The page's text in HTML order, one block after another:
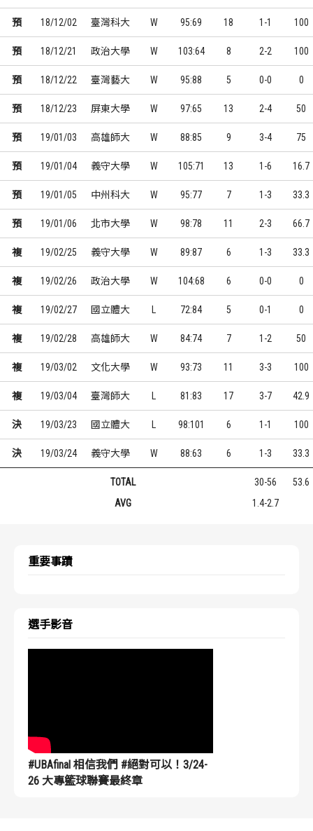
預 18/12/02 臺灣科大 W 95:69 18 1-1 100
預 18/12/21 政治大學 W 103:64 8 2-2 100
預 18/12/22 臺灣藝大 W 95:88 5 0-0 0
預 18/12/23 屏東大學 W 97:65 13 2-4 50
預 19/01/03 高雄師大 W 88:85 9 3-4 75
預 19/01/04 義守大學 W 105:71 13 1-6 16.7
預 19/01/05 中州科大 W 95:77 7 1-3 33.3
預 19/01/06 北市大學 W 98:78 11 2-3 66.7
複 19/02/25 義守大學 W 89:87 6 1-3 33.3
複 19/02/26 政治大學 W 104:68 6 0-0 0
複 19/02/27 國立體大 72:84 5 0-1 0
複 19/02/28 高雄師大 W 84:74 7 1-2 50
複 19/03/02 文化大學 W 93:73 11 3-3 100
複 19/03/04 臺灣師大 81:83 17 3-7 42.9
決 19/03/23 國立體大 98:101 6 1-1 100
決 19/03/24 義守大學 W 88:63 6 1-3 33.3
TOTAL 30-56
53.6
AVG
1.4-2.7
重要事蹟
選手影音
#UBAfinal 相信我們 #絕對可以！3/24-
26 大專籃球聯賽最終章